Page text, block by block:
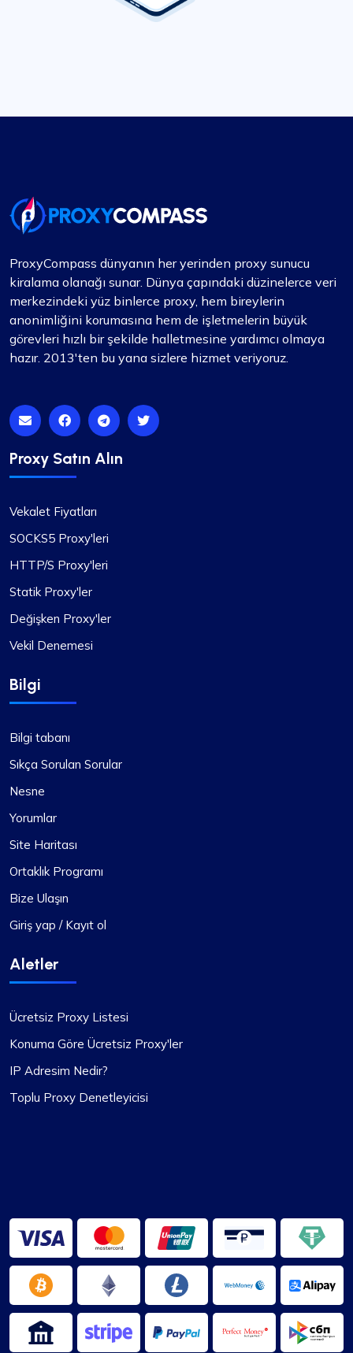
ProxyCompass dünyanın her yerinden proxy sunucu
kiralama olanağı sunar. Dünya çapındaki düzinelerce veri
merkezindeki yüz binlerce proxy, hem bireylerin
anonimliğini korumasına hem de işletmelerin büyük
görevleri hızlı bir şekilde halletmesine yardımcı olmaya
hazır. 2013'ten bu yana sizlere hizmet veriyoruz.
Proxy Satın Alın
Vekalet Fiyatları
SOCKS5 Proxy'leri
HTTP/S Proxy'leri
Statik Proxy'ler
Değişken Proxy'ler
Vekil Denemesi
Bilgi
Bilgi tabanı
Sıkça Sorulan Sorular
Nesne
Yorumlar
Site Haritası
Ortaklık Programı
Bize Ulaşın
Giriş yap / Kayıt ol
Aletler
Ücretsiz Proxy Listesi
Konuma Göre Ücretsiz Proxy'ler
IP Adresim Nedir?
Toplu Proxy Denetleyicisi